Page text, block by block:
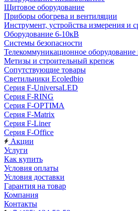
Щитовое оборудование
Приборы обогрева и вентиляции
Инструмент, устройства измерения и
Оборудование 6-10кВ
Системы безопасности
Телекоммуникационное
Метизы и строительный крепеж
Сопутствующие товары
Светильники Ecoledbio
Серия F-UniversaLED
Серия F-RING
Серия F-OPTIMA
Серия F-Matrix
Серия F-Liner
Серия F-Office
Акции
Услуги
Как купить
Условия оплаты
Условия доставки
Гарантия на товар
Компания
Контакты